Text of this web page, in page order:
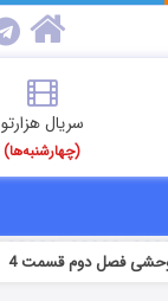
سریال هزارتو
(چهارشنبه‌ها)
وحشی فصل دوم قسمت 4